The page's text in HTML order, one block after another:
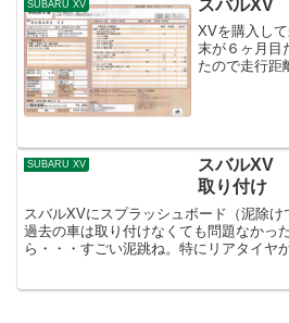
いて、...
SUBARU XV スバルXV
XVを購入し
末が６ヶ月目
たので走行距
SUBARU XV
スバルXV
取り付け
スバルXVにスプラッシュボード（泥除け
過去の車は取り付けなくても問題なかっ
ら・・・すごい泥跳ね。特にリアタイヤ